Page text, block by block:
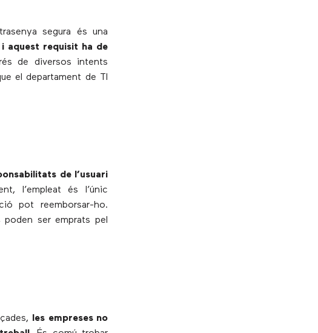
segura és una
aquest requisit ha de
de diversos intents
el departament de TI
de l’usuari
l’empleat és l’únic
pot reemborsar-ho.
poden ser emprats pel
les empreses no